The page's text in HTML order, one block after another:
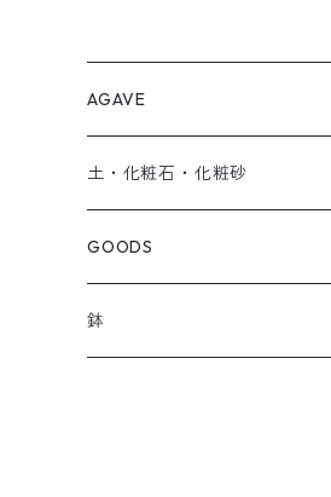
AGAVE
SEEDRIC Signature
SEEDRIC Heritage
SEEDRIC Scion
土・化粧石・化粧砂
アガベ用の土
化粧石・化粧砂
GOODS
ソイルスティック
鉢